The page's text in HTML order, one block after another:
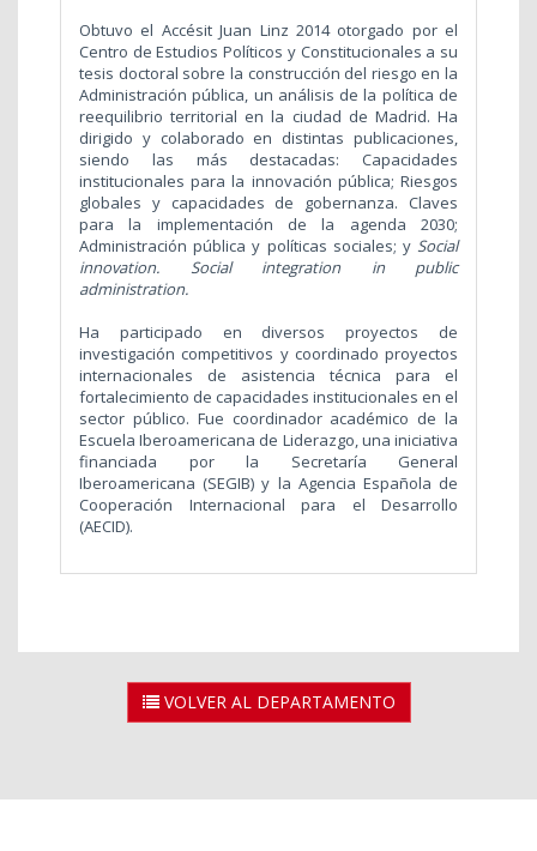
Obtuvo el Accésit Juan Linz 2014 otorgado por el
Centro de Estudios Políticos y Constitucionales a su
tesis doctoral sobre la construcción del riesgo en la
Administración pública, un análisis de la política de
reequilibrio territorial en la ciudad de Madrid. Ha
dirigido y colaborado en distintas publicaciones,
siendo las más destacadas: Capacidades
institucionales para la innovación pública; Riesgos
globales y capacidades de gobernanza. Claves
para la implementación de la agenda 2030;
Administración pública y políticas sociales; y Social
innovation. Social integration in public
administration.
Ha participado en diversos proyectos de
investigación competitivos y coordinado proyectos
internacionales de asistencia técnica para el
fortalecimiento de capacidades institucionales en el
sector público. Fue coordinador académico de la
Escuela Iberoamericana de Liderazgo, una iniciativa
financiada por la Secretaría General
Iberoamericana (SEGIB) y la Agencia Española de
Cooperación Internacional para el Desarrollo
(AECID).
VOLVER AL DEPARTAMENTO